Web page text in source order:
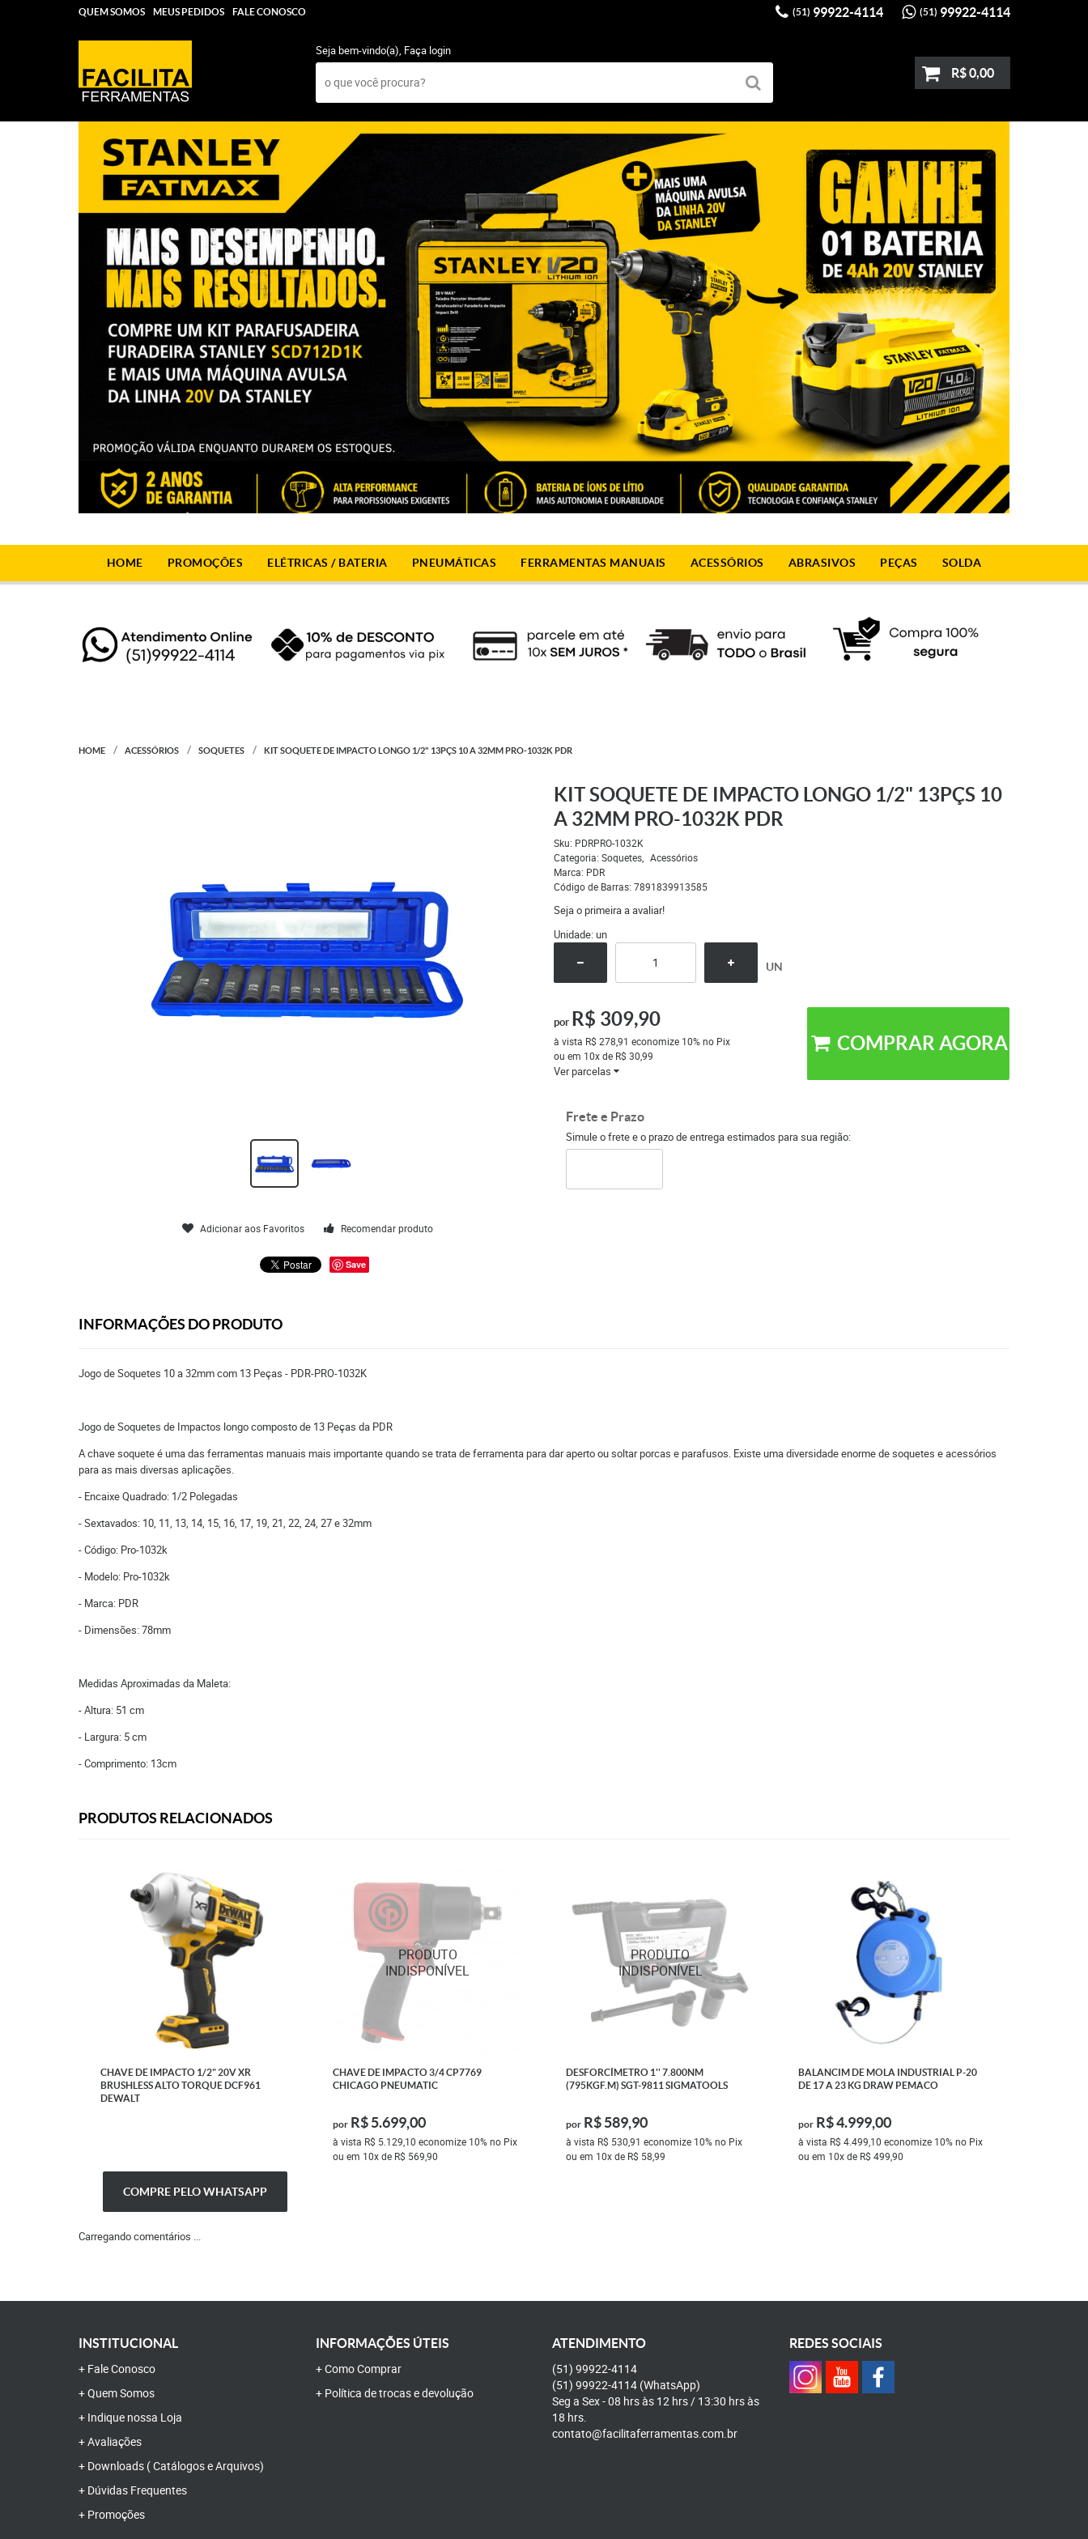
QUEM SOMOS MEUS PEDIDOS FALE CONOSCO (51) 99922-4114 (51) 99922-4114
Seja bem-vindo(a), Faça login
R$ 0,00
HOME PROMOÇÕES ELÉTRICAS / BATERIA PNEUMÁTICAS FERRAMENTAS MANUAIS ACESSÓRIOS ABRASIVOS PEÇAS SOLDA
HOME ACESSÓRIOS SOQUETES KIT SOQUETE DE IMPACTO LONGO 1/2" 13PÇS 10 A 32MM PRO-1032K PDR
Adicionar aos Favoritos Recomendar produto
Save
KIT SOQUETE DE IMPACTO LONGO 1/2" 13PÇS 10
A 32MM PRO-1032K PDR
Sku: PDRPRO-1032K
Categoria: Soquetes
Acessórios
Marca: PDR
Código de Barras: 7891839913585
Seja o primeira a avaliar!
Unidade: un
UN
por R$ 309,90
à vista R$ 278,91 economize 10%no Pix
ou em 10xde R$ 30,99
Ver parcelas
COMPRAR AGORA
Frete e Prazo
Simule o frete e o prazo de entrega estimados para sua região:
INFORMAÇÕES DO PRODUTO
Jogo de Soquetes 10 a 32mm com 13 Peças - PDR-PRO-1032K
Jogo de Soquetes de Impactos longo composto de 13 Peças da PDR
A chave soquete é uma das ferramentas manuais mais importante quando se trata de ferramenta para dar aperto ou soltar porcas e parafusos. Existe uma diversidade enorme de soquetes e acessórios
para as mais diversas aplicações.
- Encaixe Quadrado: 1/2 Polegadas
- Sextavados: 10, 11, 13, 14, 15, 16, 17, 19, 21, 22, 24, 27 e 32mm
- Código: Pro-1032k
- Modelo: Pro-1032k
- Marca: PDR
- Dimensões: 78mm
Medidas Aproximadas da Maleta:
- Altura: 51 cm
- Largura: 5 cm
- Comprimento: 13cm
PRODUTOS RELACIONADOS
CHAVE DE IMPACTO 1/2" 20V XR
BRUSHLESS ALTO TORQUE DCF961
DEWALT
COMPRE PELO WHATSAPP
CHAVE DE IMPACTO 3/4 CP7769
CHICAGO PNEUMATIC
por R$ 5.699,00
à vista R$ 5.129,10 economize 10%no Pix
ou em 10xde R$ 569,90
DESFORCÍMETRO 1'' 7.800NM
(795KGF.M) SGT-9811 SIGMATOOLS
por R$ 589,90
à vista R$ 530,91 economize 10%no Pix
ou em 10xde R$ 58,99
BALANCIM DE MOLA INDUSTRIAL P-20
DE 17 A 23 KG DRAW PEMACO
por R$ 4.999,00
à vista R$ 4.499,10 economize 10%no Pix
ou em 10xde R$ 499,90
Carregando comentários ...
INSTITUCIONAL
Fale Conosco
Quem Somos
Indique nossa Loja
Avaliações
Downloads ( Catálogos e Arquivos)
Dúvidas Frequentes
Promoções
INFORMAÇÕES ÚTEIS
Como Comprar
Política de trocas e devolução
ATENDIMENTO
(51) 99922-4114
(51) 99922-4114 (WhatsApp)
Seg a Sex - 08 hrs às 12 hrs / 13:30 hrs às
18 hrs.
contato@facilitaferramentas.com.br
REDES SOCIAIS